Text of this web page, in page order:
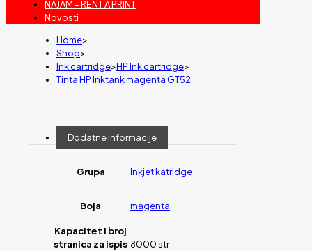
NAJAM – RENT A PRINT
Novosti
Home>
Shop>
Ink cartridge>HP Ink cartridge>
Tinta HP Inktank magenta GT52
Dodatne informacije
Grupa Inkjet katridge
Boja magenta
Kapacitet i broj
stranica za ispis 8000 str